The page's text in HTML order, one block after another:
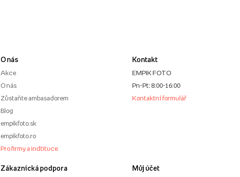
O nás
Akce
O nás
Zůstaňte ambasadorem
Blog
empikfoto.sk
empikfoto.ro
Pro firmy a indtituce
Zákaznícká podpora
Kontakt
EMPIK FOTO
Pn-Pt: 8:00-16:00
Kontaktní formulář
Můj účet